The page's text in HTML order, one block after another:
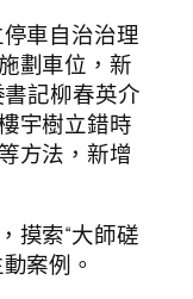
車自治治理
劃車位，新
記柳春英介
宇樹立錯時
方法，新增
摸索“大師磋
案例。